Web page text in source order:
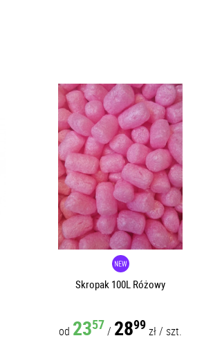
Skropak 100L Różowy
od 2357/ 2899zł/ szt.